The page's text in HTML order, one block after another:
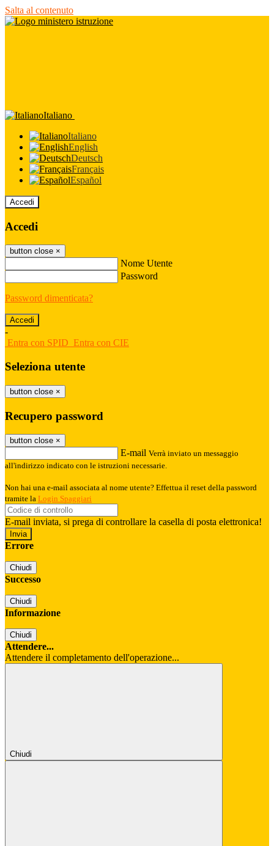
Salta al contenuto
Italiano
Italiano
English
Deutsch
Français
Español
Accedi
Accedi
button close ×
Nome Utente
Password
Password dimenticata?
-
Entra con SPID Entra con CIE
Seleziona utente
button close ×
Recupero password
button close ×
E-mail Verrà inviato un messaggio
all'indirizzo indicato con le istruzioni necessarie.
Non hai una e-mail associata al nome utente? Effettua il reset della password
tramite la Login Spaggiari
E-mail inviata, si prega di controllare la casella di posta elettronica!
Errore
Chiudi
Successo
Chiudi
Informazione
Chiudi
Attendere...
Attendere il completamento dell'operazione...
Chiudi